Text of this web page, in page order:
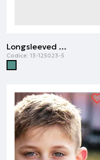
Longsleeved t-shirt | Petrolio
Codice: 13-125023-5